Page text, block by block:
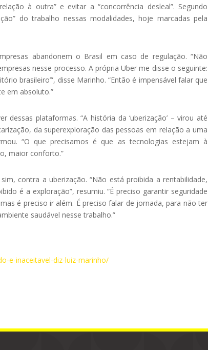
à outra” e evitar a “concorrência desleal”. Segundo
do trabalho nessas modalidades, hoje marcadas pela
abandonem o Brasil em caso de regulação. “Não
nesse processo. A própria Uber me disse o seguinte:
brasileiro’”, disse Marinho. “Então é impensável falar que
em absoluto.”
plataformas. “A história da ‘uberização’ – virou até
da superexploração das pessoas em relação a uma
“O que precisamos é que as tecnologias estejam à
maior conforto.”
contra a uberização. “Não está proibida a rentabilidade,
é a exploração”, resumiu. “É preciso garantir seguridade
é preciso ir além. É preciso falar de jornada, para não ter
saudável nesse trabalho.”
e-inaceitavel-diz-luiz-marinho/